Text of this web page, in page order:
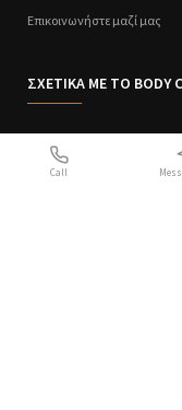
Επικοινωνήστε μαζί μας
ΣΧΕΤΙΚΑ ΜΕ ΤΟ BODY
Call